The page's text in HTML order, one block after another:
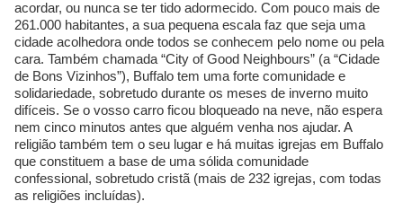
acordar, ou nunca se ter tido adormecido. Com pouco mais de
261.000 habitantes, a sua pequena escala faz que seja uma
cidade acolhedora onde todos se conhecem pelo nome ou pela
cara. Também chamada “City of Good Neighbours” (a “Cidade
de Bons Vizinhos”), Buffalo tem uma forte comunidade e
solidariedade, sobretudo durante os meses de inverno muito
difíceis. Se o vosso carro ficou bloqueado na neve, não espera
nem cinco minutos antes que alguém venha nos ajudar. A
religião também tem o seu lugar e há muitas igrejas em Buffalo
que constituem a base de uma sólida comunidade
confessional, sobretudo cristã (mais de 232 igrejas, com todas
as religiões incluídas).